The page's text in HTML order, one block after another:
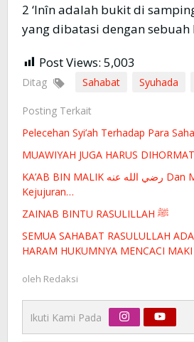
2 ‘Inîn adalah bukit di
yang dibatasi dengan sebuah
Post Views: 5,003
Ditag Sahabat Syuhada
Posting Terkait
MUAWIYAH JUGA HARUS
KA’AB BIN MALIK رضي الله عنه Dan Manisnya Sebuah
Kejujuran…
ZAINAB BINTU RASULILLAH ﷺ
SEMUA SAHABAT RASULULLAH
HARAM HUKUMNYA MENCACI
oleh Redaksi
Ikuti Kami Pada